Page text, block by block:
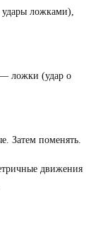
удары ложками),
ложки (удар о
Затем поменять.
движения